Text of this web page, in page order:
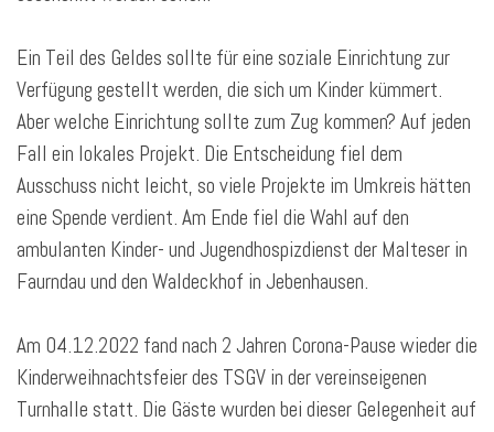
Ein Teil des Geldes sollte für eine soziale Einrichtung zur
Verfügung gestellt werden, die sich um Kinder kümmert.
Aber welche Einrichtung sollte zum Zug kommen? Auf jeden
Fall ein lokales Projekt. Die Entscheidung fiel dem
Ausschuss nicht leicht, so viele Projekte im Umkreis hätten
eine Spende verdient. Am Ende fiel die Wahl auf den
ambulanten Kinder- und Jugendhospizdienst der Malteser in
Faurndau und den Waldeckhof in Jebenhausen.
Am 04.12.2022 fand nach 2 Jahren Corona-Pause wieder die
Kinderweihnachtsfeier des TSGV in der vereinseigenen
Turnhalle statt. Die Gäste wurden bei dieser Gelegenheit auf